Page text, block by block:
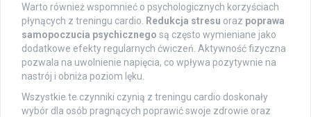
Warto również wspomnieć o psychologicznych korzyściach
płynących z treningu cardio. Redukcja stresu oraz poprawa
samopoczucia psychicznego są często wymieniane jako
dodatkowe efekty regularnych ćwiczeń. Aktywność fizyczna
pozwala na uwolnienie napięcia, co wpływa pozytywnie na
nastrój i obniża poziom lęku.
Wszystkie te czynniki czynią z treningu cardio doskonały
wybór dla osób pragnących poprawić swoje zdrowie oraz